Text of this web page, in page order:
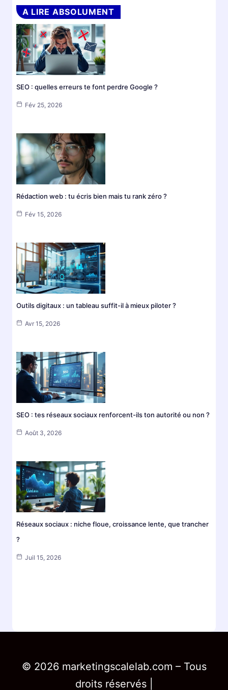
A LIRE ABSOLUMENT
SEO : quelles erreurs te font perdre Google ?
Fév 25, 2026
Rédaction web : tu écris bien mais tu rank zéro ?
Fév 15, 2026
Outils digitaux : un tableau suffit-il à mieux piloter ?
Avr 15, 2026
SEO : tes réseaux sociaux renforcent-ils ton autorité ou non ?
Août 3, 2026
Réseaux sociaux : niche floue, croissance lente, que trancher
?
Juil 15, 2026
© 2026 marketingscalelab.com – Tous
droits réservés |